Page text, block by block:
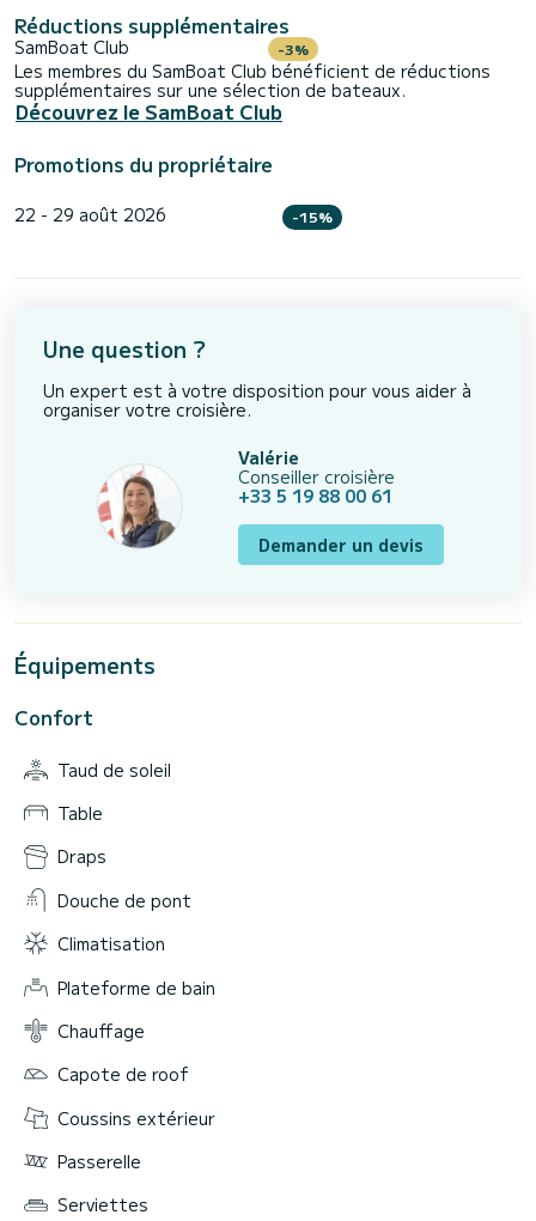
Réductions supplémentaires
SamBoat Club -3%
Les membres du SamBoat Club bénéficient de réductions
supplémentaires sur une sélection de bateaux.
Découvrez le SamBoat Club
Promotions du propriétaire
22 - 29 août 2026 -15%
Une question ?
Un expert est à votre disposition pour vous aider à
organiser votre croisière.
Valérie
Conseiller croisière
+33 5 19 88 00 61
Demander un devis
Équipements
Confort
Taud de soleil
Table
Draps
Douche de pont
Climatisation
Plateforme de bain
Chauffage
Capote de roof
Coussins extérieur
Passerelle
Serviettes